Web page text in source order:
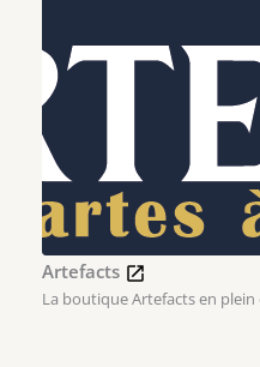
Artefacts
La boutique Artefacts en